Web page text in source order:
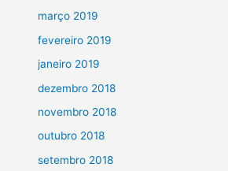
março 2019
fevereiro 2019
janeiro 2019
dezembro 2018
novembro 2018
outubro 2018
setembro 2018